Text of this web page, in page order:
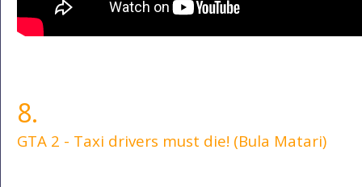
8.
GTA 2 - Taxi drivers must die! (Bula Matari)